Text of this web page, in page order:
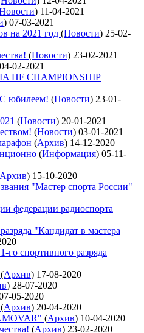
) 11-04-2021
) 07-03-2021
на 2021 год (Новости) 25-02-
(Новости) 23-02-2021
04-02-2021
HF CHAMPIONSHIP
юбилеем! (Новости) 23-01-
(Новости) 20-01-2021
(Новости) 03-01-2021
(Архив) 14-12-2020
(Информация) 05-11-
Архив) 15-10-2020
"Мастер спорта России"
федерации радиоспорта
"Кандидат в мастера
спортивного разряда
(Архив) 17-08-2020
) 28-07-2020
05-2020
(Архив) 20-04-2020
(Архив) 10-04-2020
(Архив) 23-02-2020